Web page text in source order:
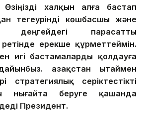
халқын алға бастап
тегеурінді көшбасшы және
деңгейдегі парасатты
ерекше құрметтеймін.
игі бастамаларды қолдауға
Қазақстан Қытаймен
стратегиялық серіктестікті
нығайта беруге қашанда
Президент.